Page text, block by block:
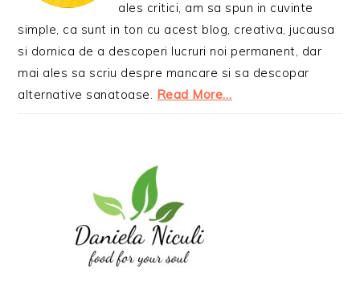
ales critici, am sa spun in cuvinte
simple, ca sunt in ton cu acest blog, creativa, jucausa
si dornica de a descoperi lucruri noi permanent, dar
mai ales sa scriu despre mancare si sa descopar
alternative sanatoase. Read More…